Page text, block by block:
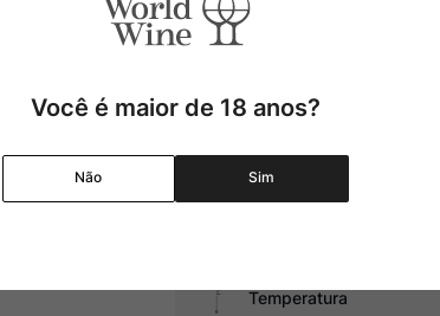
Pais
Graduação Alcóolica
Temperatura
Você é maior de 18 anos?
Não Sim